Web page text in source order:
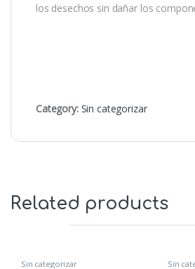
los desechos sin dañar los
Category: Sin categorizar
Related products
Sin categorizar Sin